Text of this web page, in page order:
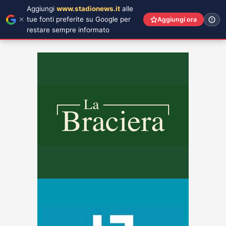
Aggiungi www.stadionews.it alle
tue fonti preferite su Google per
restare sempre informato
Aggiungi ora